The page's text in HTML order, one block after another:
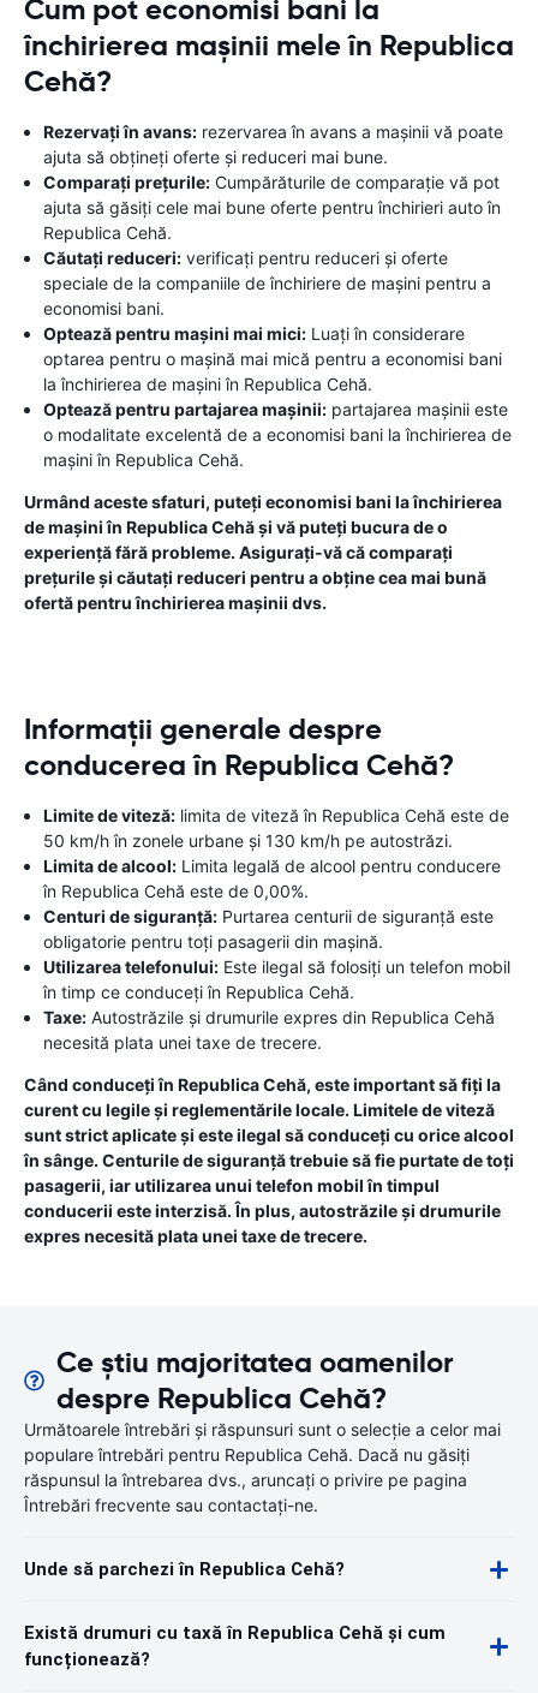
Cum pot economisi bani la
închirierea mașinii mele în Republica
Cehă?
Rezervați în avans: rezervarea în avans a mașinii vă poate
ajuta să obțineți oferte și reduceri mai bune.
Comparați prețurile: Cumpărăturile de comparație vă pot
ajuta să găsiți cele mai bune oferte pentru închirieri auto în
Republica Cehă.
Căutați reduceri: verificați pentru reduceri și oferte
speciale de la companiile de închiriere de mașini pentru a
economisi bani.
Optează pentru mașini mai mici: Luați în considerare
optarea pentru o mașină mai mică pentru a economisi bani
la închirierea de mașini în Republica Cehă.
Optează pentru partajarea mașinii: partajarea mașinii este
o modalitate excelentă de a economisi bani la închirierea de
mașini în Republica Cehă.
Urmând aceste sfaturi, puteți economisi bani la închirierea
de mașini în Republica Cehă și vă puteți bucura de o
experiență fără probleme. Asigurați-vă că comparați
prețurile și căutați reduceri pentru a obține cea mai bună
ofertă pentru închirierea mașinii dvs.
Informații generale despre
conducerea în Republica Cehă?
Limite de viteză: limita de viteză în Republica Cehă este de
50 km/h în zonele urbane și 130 km/h pe autostrăzi.
Limita de alcool: Limita legală de alcool pentru conducere
în Republica Cehă este de 0,00%.
Centuri de siguranță: Purtarea centurii de siguranță este
obligatorie pentru toți pasagerii din mașină.
Utilizarea telefonului: Este ilegal să folosiți un telefon mobil
în timp ce conduceți în Republica Cehă.
Taxe: Autostrăzile și drumurile expres din Republica Cehă
necesită plata unei taxe de trecere.
Când conduceți în Republica Cehă, este important să fiți la
curent cu legile și reglementările locale. Limitele de viteză
sunt strict aplicate și este ilegal să conduceți cu orice alcool
în sânge. Centurile de siguranță trebuie să fie purtate de toți
pasagerii, iar utilizarea unui telefon mobil în timpul
conducerii este interzisă. În plus, autostrăzile și drumurile
expres necesită plata unei taxe de trecere.
Ce știu majoritatea oamenilor
despre Republica Cehă?
Următoarele întrebări și răspunsuri sunt o selecție a celor mai
populare întrebări pentru Republica Cehă. Dacă nu găsiți
răspunsul la întrebarea dvs., aruncați o privire pe pagina
Întrebări frecvente sau contactați-ne.
Unde să parchezi în Republica Cehă?
Există drumuri cu taxă în Republica Cehă și cum
funcționează?